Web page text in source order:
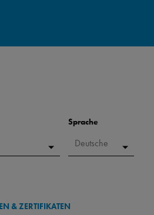
Sprache
& ZERTIFIKATEN